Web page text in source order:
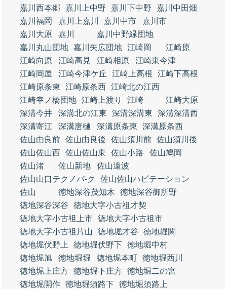
嘉川西本郷 嘉川上中野 嘉川下中野
嘉川中田畑
嘉川福岡
嘉川上嘉川 嘉川中市
嘉川市
嘉川大原
嘉川
嘉川中野緑団地
嘉川丸山団地 嘉川矢広団地 江崎岡
江崎原
江崎向原
江崎高見 江崎相原
江崎東今津
江崎岡屋
江崎今津ケ丘 江崎上高根
江崎下高根
江崎原条東
江崎原条西 江崎北の江西
江崎幸ノ橋団地 江崎上渡り 江崎
江崎大原
深溝今井
深溝北の江東 深溝深溝東
深溝深溝西
深溝寄江
深溝唐樋 深溝原条東
深溝原条西
佐山由良前 佐山由良後 佐山須川前 佐山須川後
佐山佐山西 佐山佐山東 佐山小路
佐山鳩岡
佐山渚
佐山新地
佐山遠波
佐山山口テクノパ‐ク
佐山佐山ハビテーション
佐山
徳地深谷茂知木
徳地深谷御所野
徳地深谷深谷
徳地大字小古祖才契
徳地大字小古祖上市 徳地大字小古祖市
徳地大字小古祖片山
徳地堀才谷
徳地堀関
徳地堀伏野上
徳地堀伏野下 徳地堀中村
徳地堀旭
徳地堀堀 徳地堀本町 徳地堀西川
徳地堀上庄方 徳地堀下庄方 徳地堀二の宮
徳地堀開作 徳地堀須路下 徳地堀須路上